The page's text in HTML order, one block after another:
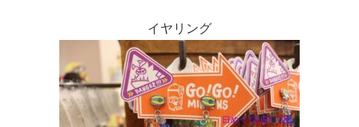
イヤリング